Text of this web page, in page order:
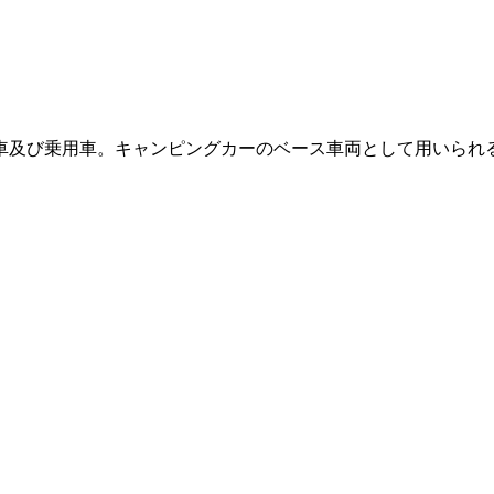
び乗用車。キャンピングカーのベース車両として用いられ